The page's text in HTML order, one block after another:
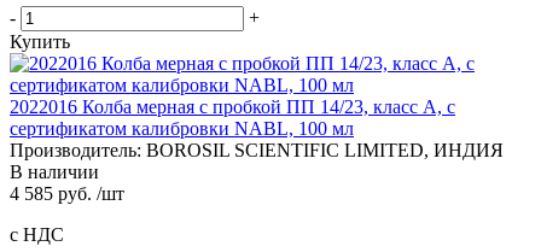
-
+
Купить
2022016 Колба мерная с пробкой ПП 14/23, класс A, с
сертификатом калибровки NABL, 100 мл
Производитель: BOROSIL SCIENTIFIC LIMITED, ИНДИЯ
В наличии
4 585 руб. /шт
с НДС